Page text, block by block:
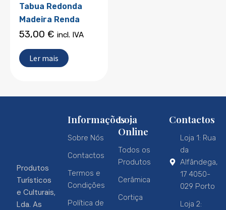
Tabua Redonda
Madeira Renda
53,00 € incl. IVA
Ler mais
Produtos
Turísticos
e Culturais,
Lda. As
Informações
Sobre Nós
Contactos
Termos e
Condições
Política de
Loja
Online
Todos os
Produtos
Cerâmica
Cortiça
Contactos
Loja 1: Rua
da
Alfândega,
17 4050-
029 Porto
Loja 2: